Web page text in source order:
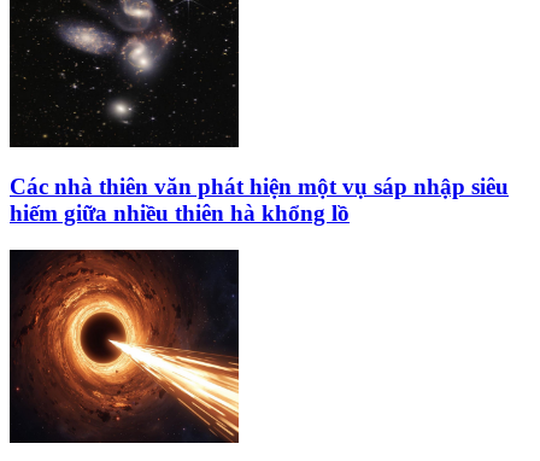
Các nhà thiên văn phát hiện một vụ sáp nhập siêu
hiếm giữa nhiều thiên hà khổng lồ